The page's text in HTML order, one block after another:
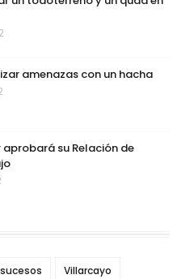
amenazas con un hacha
aprobará su Relación de
sucesos Villarcayo